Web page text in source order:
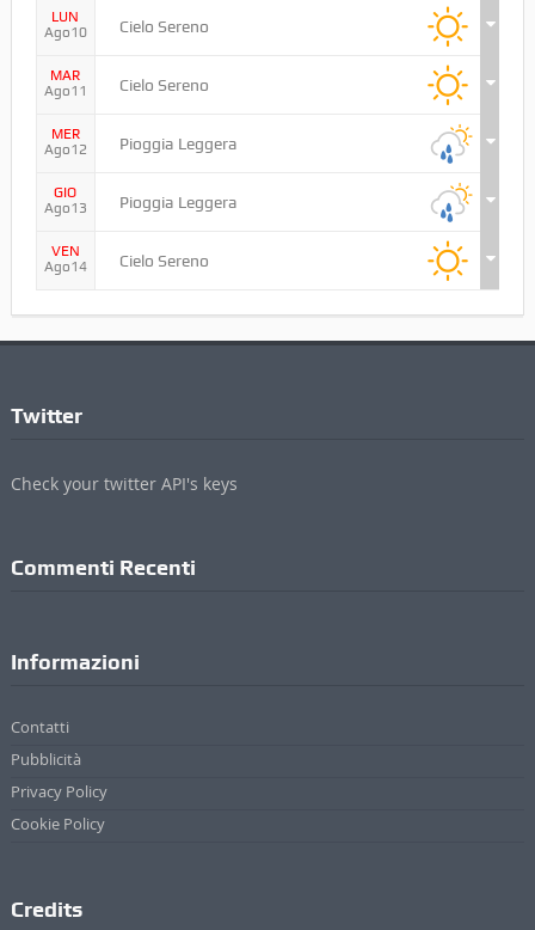
Pressure
Winds
27℃
DOM
LUN
MAR
MER
Ago13
Pioggia Leggera
Ago14
Twitter
Informazioni
Pubblicità